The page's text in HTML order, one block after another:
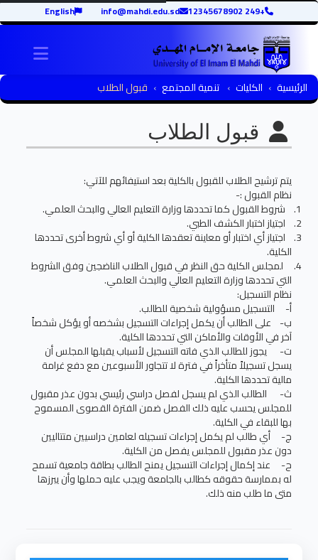
+249 12345678902
info@mahdi.edu.sd
English
الرئيسية الكليات تنمية المجتمع قبول الطلاب
قبول الطلاب
يتم ترشيح الطلاب للقبول بالكلية بعد استيفائهم للآتي:
نظام القبول :-
شروط القبول كما تحددها وزارة التعليم العالي والبحث العلمي.
اجتياز اختبار الكشف الطبي.
اجتياز أي اختبار أو معاينة تعقدها الكلية أو أي شروط أخرى تحددها
الكلية.
لمجلس الكلية حق النظر في قبول الطلاب الناضجين وفق الشروط
التي تحددها وزارة التعليم العالي والبحث العلمي.
نظام التسجيل:
أ‌- التسجيل مسؤولية شخصية للطالب.
ب‌- على الطالب أن يكمل إجراءات التسجيل بشخصه أو يؤكل شخصاً
آخر في الأوقات والأماكن التي تحددها الكلية.
ت‌- يجوز للطالب الذي فاته التسجيل لأسباب يقبلها المجلس أن
يسجل تسجيلاً متأخراً في فترة لا تتجاور الأسبوعين مع دفع غرامة
مالية تحددها الكلية.
ث‌- الطالب الذي لم يسجل لفصل دراسي رئيسي بدون عذر مقبول
للمجلس يحسب عليه ذلك الفصل ضمن الفترة القصوى المسموح
بها للبقاء في الكلية.
ج‌- أي طالب لم يكمل إجراءات تسجيله لعامين دراسيين متتاليين
دون عذر مقبول للمجلس يفصل من الكلية.
ح‌- عند إكمال إجراءات التسجيل يمنح الطالب بطاقة جامعية تسمح
له بممارسة حقوقه كطالب بالجامعة ويجب عليه حملها وأن يبرزها
متى ما طلب منه ذلك.